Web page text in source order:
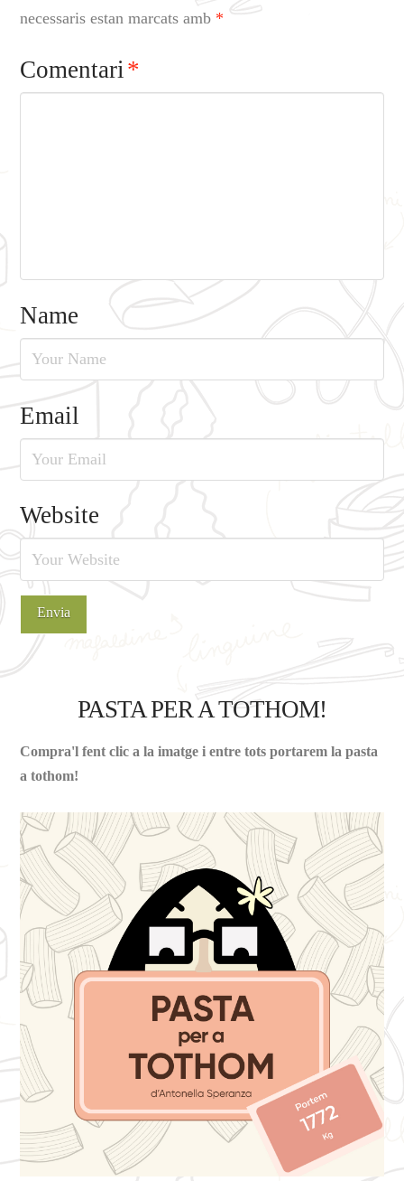
necessaris estan marcats amb *
Comentari*
Name
Email
Website
PASTA PER A TOTHOM!
Compra'l fent clic a la imatge i entre tots portarem la pasta
a tothom!